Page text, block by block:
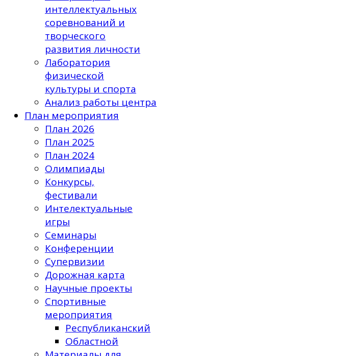
интеллектуальных
соревнований и
творческого
развития личности
Лаборатория
физической
культуры и спорта
Анализ работы центра
План мероприятия
План 2026
План 2025
План 2024
Олимпиады
Конкурсы,
фестивали
Интелектуальные
игры
Семинары
Конференции
Супервизии
Дорожная карта
Научные проекты
Спортивные
мероприятия
Республиканский
Областной